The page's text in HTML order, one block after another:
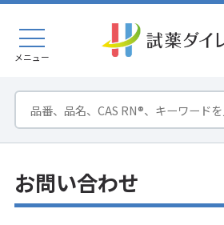
メニュー
お問い合わせ